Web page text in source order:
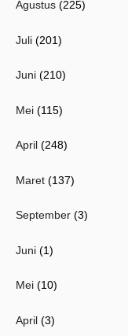
Agustus (225)
Juli (201)
Juni (210)
Mei (115)
April (248)
Maret (137)
September (3)
Juni (1)
Mei (10)
April (3)